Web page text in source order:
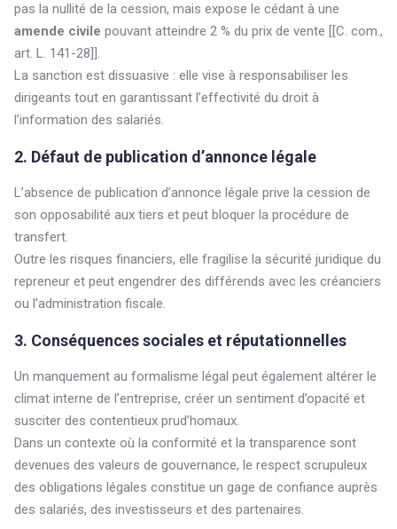
pas la nullité de la cession, mais expose le cédant à une
amende civile pouvant atteindre 2 % du prix de vente [[C. com.,
art. L. 141-28]].
La sanction est dissuasive : elle vise à responsabiliser les
dirigeants tout en garantissant l’effectivité du droit à
l’information des salariés.
2. Défaut de publication d’annonce légale
L’absence de publication d’annonce légale prive la cession de
son opposabilité aux tiers et peut bloquer la procédure de
transfert.
Outre les risques financiers, elle fragilise la sécurité juridique du
repreneur et peut engendrer des différends avec les créanciers
ou l’administration fiscale.
3. Conséquences sociales et réputationnelles
Un manquement au formalisme légal peut également altérer le
climat interne de l’entreprise, créer un sentiment d’opacité et
susciter des contentieux prud’homaux.
Dans un contexte où la conformité et la transparence sont
devenues des valeurs de gouvernance, le respect scrupuleux
des obligations légales constitue un gage de confiance auprès
des salariés, des investisseurs et des partenaires.